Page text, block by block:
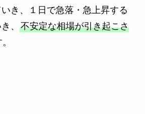
き、１日で急落・急上昇する
、 不安定な相場が引き起こさ